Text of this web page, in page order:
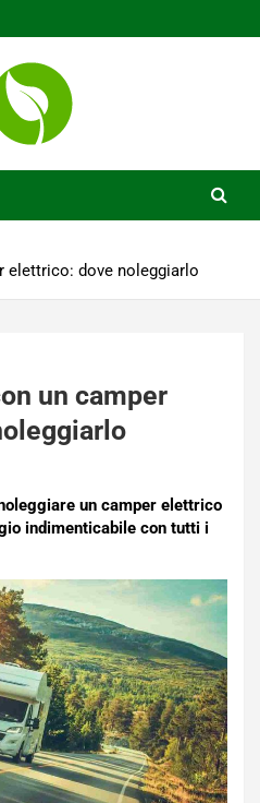
elettrico: dove noleggiarlo
un camper
un camper elettrico
indimenticabile con tutti i